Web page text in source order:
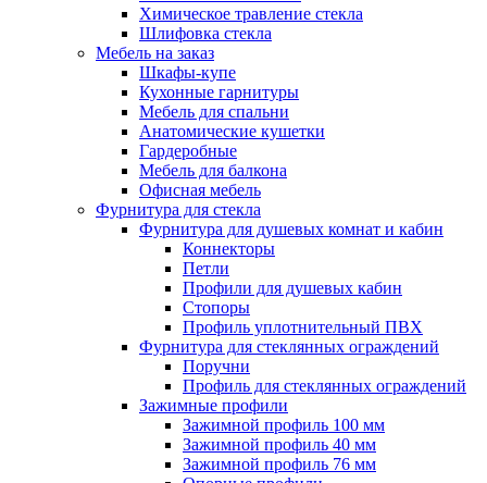
Химическое травление стекла
Шлифовка стекла
Мебель на заказ
Шкафы-купе
Кухонные гарнитуры
Мебель для спальни
Анатомические кушетки
Гардеробные
Мебель для балкона
Офисная мебель
Фурнитура для стекла
Фурнитура для душевых комнат и кабин
Коннекторы
Петли
Профили для душевых кабин
Стопоры
Профиль уплотнительный ПВХ
Фурнитура для стеклянных ограждений
Поручни
Профиль для стеклянных ограждений
Зажимные профили
Зажимной профиль 100 мм
Зажимной профиль 40 мм
Зажимной профиль 76 мм